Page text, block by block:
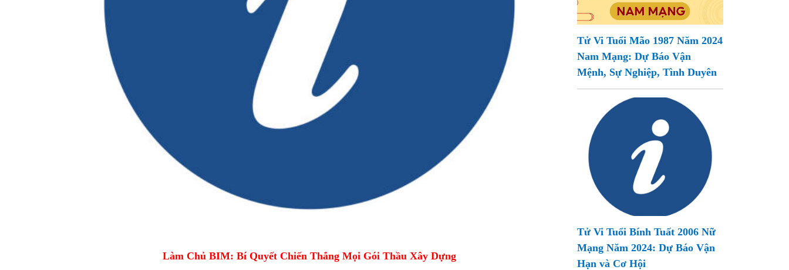
Làm Chủ BIM: Bí Quyết Chiến Thắng Mọi Gói Thầu Xây Dựng
Tử Vi Tuổi Mão 1987 Năm 2024
Nam Mạng: Dự Báo Vận
Mệnh, Sự Nghiệp, Tình Duyên
Tử Vi Tuổi Bính Tuất 2006 Nữ
Mạng Năm 2024: Dự Báo Vận
Hạn và Cơ Hội